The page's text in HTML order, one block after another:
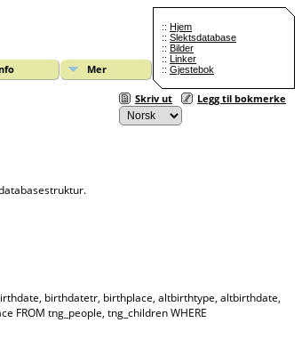
:: Hjem
:: Slektsdatabase
:: Bilder
:: Linker
:: Gjestebok
Mer
Skriv ut Legg til bokmerke
birthdatetr, birthplace, altbirthtype, altbirthdate,
tng_people, tng_children WHERE